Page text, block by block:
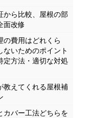
から比較、屋根の部
面改修
の費用はどれくら
ないためのポイント
定方法・適切な対処
教えてくれる屋根補
カバー工法どちらを